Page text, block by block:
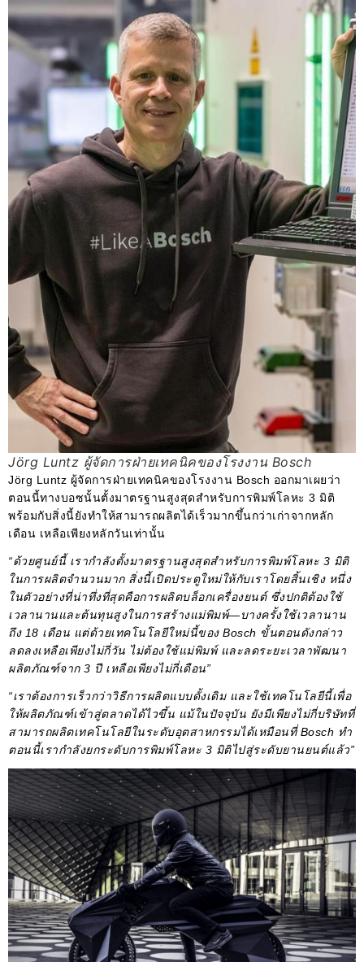
Jörg Luntz ผู้จัดการฝ่ายเทคนิคของโรงงาน Bosch
Jörg Luntz ผู้จัดการฝ่ายเทคนิคของโรงงาน Bosch ออกมาเผยว่า
ตอนนี้ทางบอซนั้นตั้งมาตรฐานสูงสุดสำหรับการพิมพ์โลหะ 3 มิติ
พร้อมกับสิ่งนี้ยังทำให้สามารถผลิตได้เร็วมากขึ้นกว่าเก่าจากหลัก
เดือน เหลือเพียงหลักวันเท่านั้น
“ด้วยศูนย์นี้ เรากำลังตั้งมาตรฐานสูงสุดสำหรับการพิมพ์โลหะ 3 มิติ
ในการผลิตจำนวนมาก สิ่งนี้เปิดประตูใหม่ให้กับเราโดยสิ้นเชิง หนึ่ง
ในตัวอย่างที่น่าทึ่งที่สุดคือการผลิตบล็อกเครื่องยนต์ ซึ่งปกติต้องใช้
เวลานานและต้นทุนสูงในการสร้างแม่พิมพ์—บางครั้งใช้เวลานาน
ถึง 18 เดือน แต่ด้วยเทคโนโลยีใหม่นี้ของ Bosch ขั้นตอนดังกล่าว
ลดลงเหลือเพียงไม่กี่วัน ไม่ต้องใช้แม่พิมพ์ และลดระยะเวลาพัฒนา
ผลิตภัณฑ์จาก 3 ปี เหลือเพียงไม่กี่เดือน”
“เราต้องการเร็วกว่าวิธีการผลิตแบบดั้งเดิม และใช้เทคโนโลยีนี้เพื่อ
ให้ผลิตภัณฑ์เข้าสู่ตลาดได้ไวขึ้น แม้ในปัจจุบัน ยังมีเพียงไม่กี่บริษัทที่
สามารถผลิตเทคโนโลยีในระดับอุตสาหกรรมได้เหมือนที่ Bosch ทำ
ตอนนี้เรากำลังยกระดับการพิมพ์โลหะ 3 มิติไปสู่ระดับยานยนต์แล้ว”